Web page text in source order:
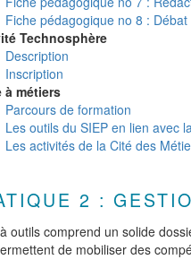
Fiche pédagogique no 8 :
Technosphère
Description
Inscription
à métiers
Parcours de formation
Les outils du SIEP en lien avec
Les activités de la Cité des
2 :
outils comprend un solide
de mobiliser des